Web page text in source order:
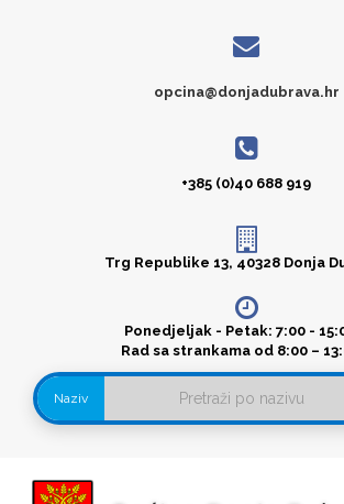
opcina@donjadubrava.hr
+385 (0)40 688 919
Trg Republike 13, 40328 Donja
Ponedjeljak - Petak: 7:00 -
Rad sa strankama od 8:00 –
Naziv